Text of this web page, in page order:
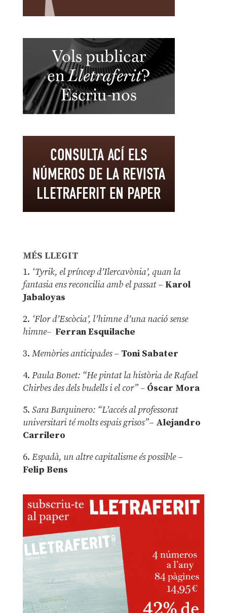
MÉS LLEGIT
1. ‘Tyrik, el príncep d’Ilercavònia’, quan la
fantasia ens reconcilia amb el passat– Karol
Jabaloyas
2. ‘Flor d’Escòcia’, l’himne d’una nació sense
himne– Ferran Esquilache
3. Memòries anticipades– Toni Sabater
4. Paula Bonet: “He pintat la història de Rafael
Chirbes des dels budells i el cor” –Óscar Mora
5. Sara Barquinero: “L’accés al professorat
universitari té molts espais grisos”– Alejandro
Carrilero
6. Espadà, un altre capitalisme és possible –
Felip Bens